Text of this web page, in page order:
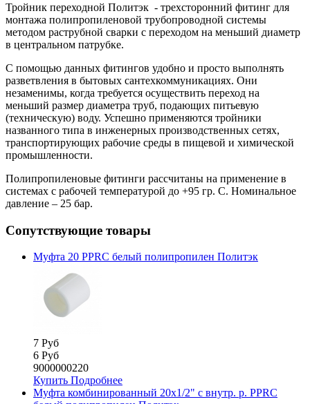
Тройник переходной Политэк - трехсторонний фитинг для
монтажа полипропиленовой трубопроводной системы
методом раструбной сварки с переходом на меньший диаметр
в центральном патрубке.
С помощью данных фитингов удобно и просто выполнять
разветвления в бытовых сантехкоммуникациях. Они
незаменимы, когда требуется осуществить переход на
меньший размер диаметра труб, подающих питьевую
(техническую) воду. Успешно применяются тройники
названного типа в инженерных производственных сетях,
транспортирующих рабочие среды в пищевой и химической
промышленности.
Полипропиленовые фитинги рассчитаны на применение в
системах с рабочей температурой до +95 гр. C. Номинальное
давление – 25 бар.
Сопутствующие товары
Муфта 20 PPRC белый полипропилен Политэк
7 Руб
6 Руб
9000000220
Купить Подробнее
Муфта комбинированный 20х1/2" с внутр. р. PPRC